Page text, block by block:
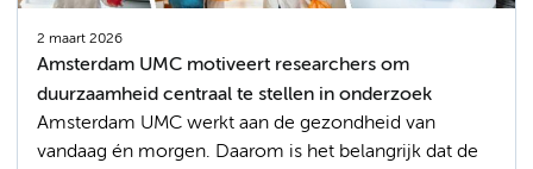
2 maart 2026
Amsterdam UMC motiveert researchers om
duurzaamheid centraal te stellen in onderzoek
Amsterdam UMC werkt aan de gezondheid van
vandaag én morgen. Daarom is het belangrijk dat de